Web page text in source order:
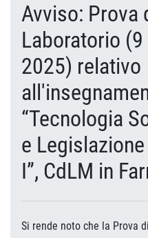
Avviso: Prova
Laboratorio
2025) relativo
“Tecnologia
e
I”, CdLM in
Si rende noto che la Prova